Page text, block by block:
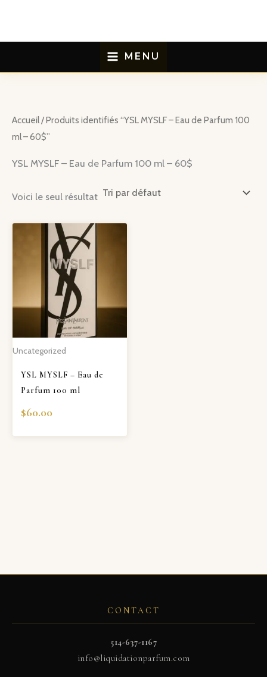
contenu
MENU
Accueil/ Produits identifiés “YSL MYSLF – Eau de Parfum 100
ml – 60$”
YSL MYSLF – Eau de Parfum 100 ml – 60$
Voici le seul résultat
Uncategorized
YSL MYSLF – Eau de
Parfum 100 ml
$60.00
CONTACT
514-637-1167
info@liquidationparfum.com